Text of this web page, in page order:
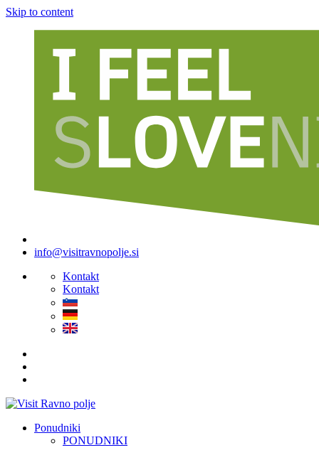
Skip to content
info@visitravnopolje.si
Kontakt
Kontakt
Ponudniki
PONUDNIKI